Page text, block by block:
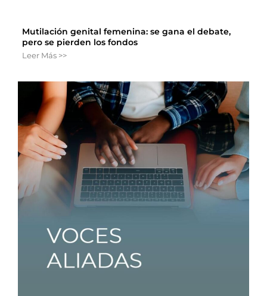
Mutilación genital femenina: se gana el debate,
pero se pierden los fondos
Leer Más >>